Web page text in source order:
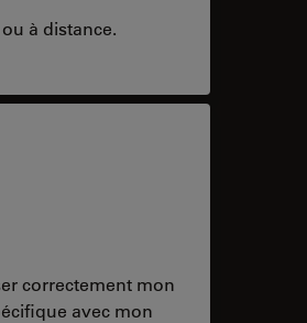
à distance.
correctement mon
avec mon